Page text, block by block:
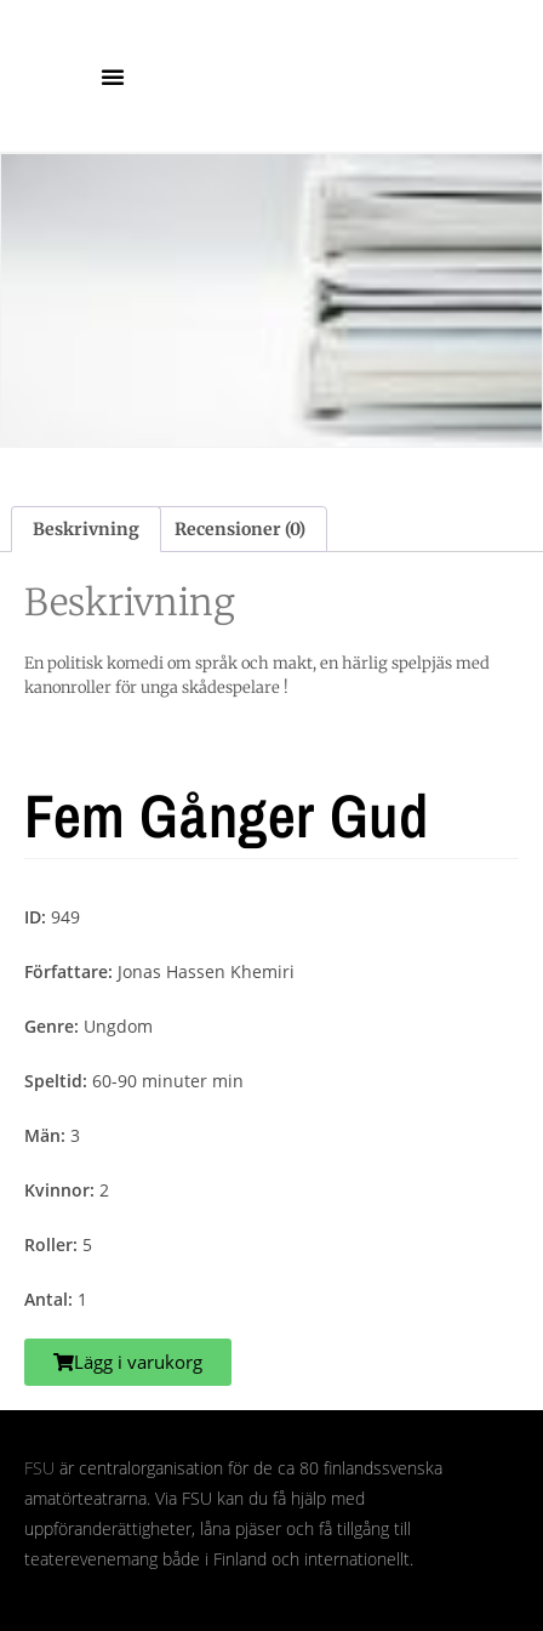
Beskrivning Recensioner (0)
Beskrivning
En politisk komedi om språk och makt, en härlig spelpjäs med
kanonroller för unga skådespelare !
Fem Gånger Gud
ID: 949
Författare: Jonas Hassen Khemiri
Genre: Ungdom
Speltid: 60-90 minuter min
Män: 3
Kvinnor: 2
Roller: 5
Antal: 1
Lägg i varukorg
FSU är centralorganisation för de ca 80 finlandssvenska
amatörteatrarna. Via FSU kan du få hjälp med
uppföranderättigheter, låna pjäser och få tillgång till
teaterevenemang både i Finland och internationellt.